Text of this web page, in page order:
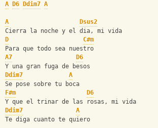
A
D6 Ddim7 A
A
Dsus2
Cierra la noche y el dia, mi vida
D
C#m
Para que todo sea nuestro
A7
D6
Y una gran fuga de besos
Ddim7
A
Se pose sobre tu boca
F#m
D6
Y que el trinar de las rosas, mi vida
Ddim7
A
Te diga cuanto te quiero